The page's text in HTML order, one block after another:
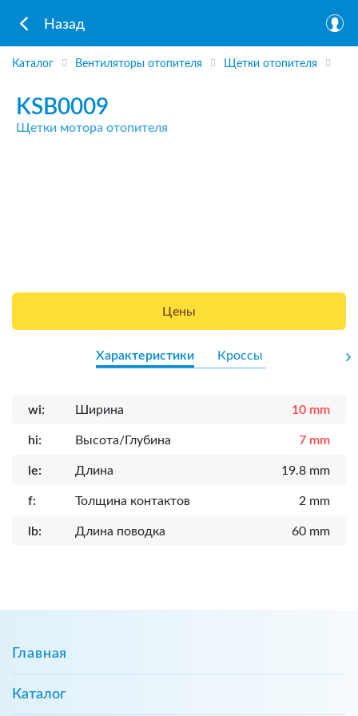
Назад
Каталог Вентиляторы отопителя Щетки отопителя
KSB0009
Щетки мотора отопителя
Цены
Характеристики Кроссы
wi: Ширина 10 mm
hi: Высота/Глубина 7 mm
le: Длина 19.8 mm
f: Толщина контактов 2 mm
lb: Длина поводка 60 mm
Главная
Каталог